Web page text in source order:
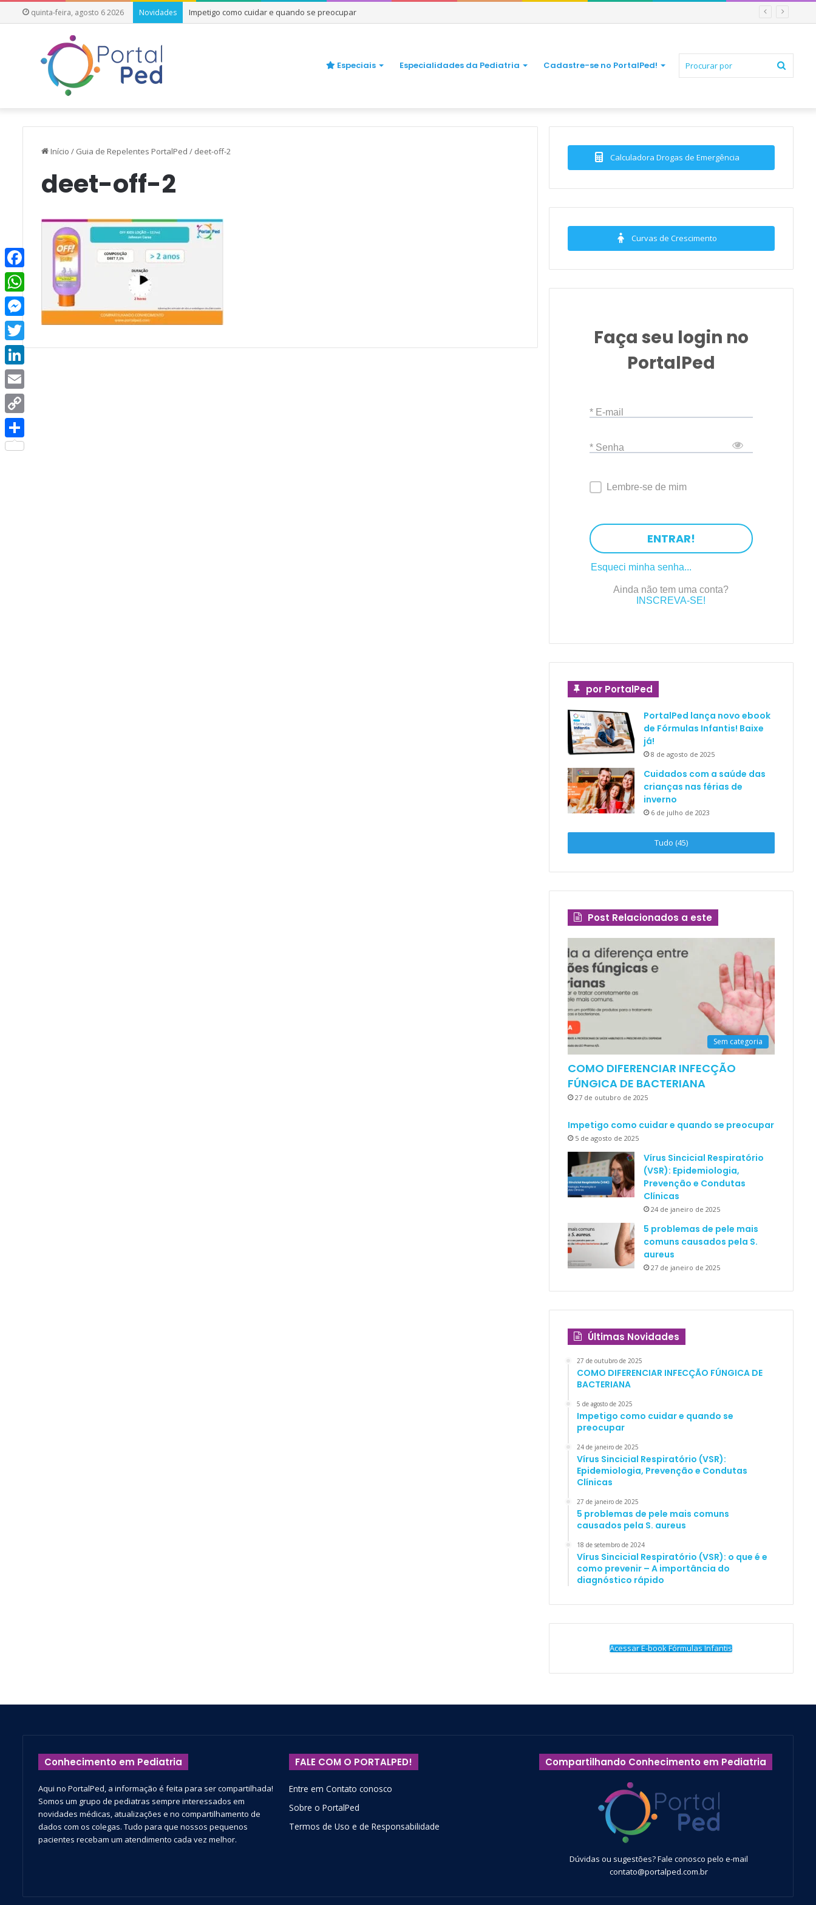
quinta-feira, agosto 6 2026 Novidades Impetigo como cuidar e quando se preocupar
Especiais Especialidades da Pediatria Cadastre-se no PortalPed!
Início / Guia de Repelentes PortalPed / deet-off-2
deet-off-2
Calculadora Drogas de Emergência
Curvas de Crescimento
Faça seu login no
PortalPed
* E-mail
* Senha
Lembre-se de mim
ENTRAR!
Esqueci minha senha...
Ainda não tem uma conta?
INSCREVA-SE!
por PortalPed
PortalPed lança novo ebook
de Fórmulas Infantis! Baixe
já!
8 de agosto de 2025
Cuidados com a saúde das
crianças nas férias de
inverno
6 de julho de 2023
Tudo (45)
Post Relacionados a este
Sem categoria
COMO DIFERENCIAR INFECÇÃO
FÚNGICA DE BACTERIANA
27 de outubro de 2025
Impetigo como cuidar e quando se preocupar
5 de agosto de 2025
Vírus Sincicial Respiratório
(VSR): Epidemiologia,
Prevenção e Condutas
Clínicas
24 de janeiro de 2025
5 problemas de pele mais
comuns causados pela S.
aureus
27 de janeiro de 2025
Últimas Novidades
27 de outubro de 2025
COMO DIFERENCIAR INFECÇÃO FÚNGICA DE
BACTERIANA
5 de agosto de 2025
Impetigo como cuidar e quando se
preocupar
24 de janeiro de 2025
Vírus Sincicial Respiratório (VSR):
Epidemiologia, Prevenção e Condutas
Clínicas
27 de janeiro de 2025
5 problemas de pele mais comuns
causados pela S. aureus
18 de setembro de 2024
Vírus Sincicial Respiratório (VSR): o que é e
como prevenir – A importância do
diagnóstico rápido
Acessar E-book Fórmulas Infantis
Conhecimento em Pediatria
Aqui no PortalPed, a informação é feita para ser compartilhada!
Somos um grupo de pediatras sempre interessados em
novidades médicas, atualizações e no compartilhamento de
dados com os colegas. Tudo para que nossos pequenos
pacientes recebam um atendimento cada vez melhor.
FALE COM O PORTALPED!
Entre em Contato conosco
Sobre o PortalPed
Termos de Uso e de Responsabilidade
Compartilhando Conhecimento em Pediatria
Dúvidas ou sugestões? Fale conosco pelo e-mail
contato@portalped.com.br
Facebook
WhatsApp
Messenger
Twitter
LinkedIn
Email
Copy
Link
Share